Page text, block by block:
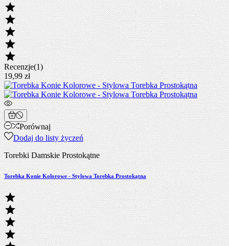





Recenzje(1)
19,99 zł
Porównaj
Dodaj do listy życzeń
Torebki Damskie Prostokątne
Torebka Konie Kolorowe - Stylowa Torebka Prostokątna



